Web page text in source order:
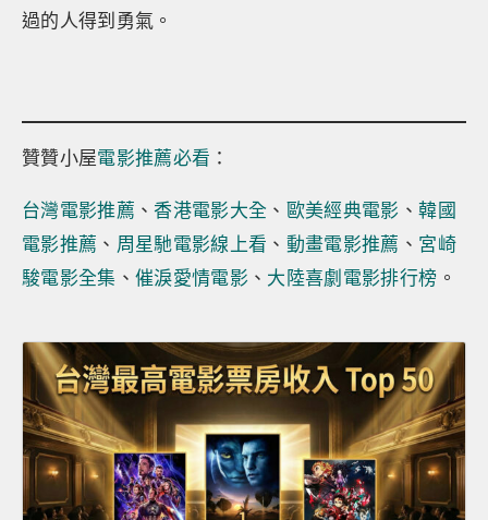
過的人得到勇氣。
贊贊小屋電影推薦必看 ：
台灣電影推薦 、香港電影大全 、 歐美經典電影 、韓國
電影推薦 、 周星馳電影線上看 、 動畫電影推薦 、 宮崎
駿電影全集 、催淚愛情電影 、 大陸喜劇電影排行榜 。